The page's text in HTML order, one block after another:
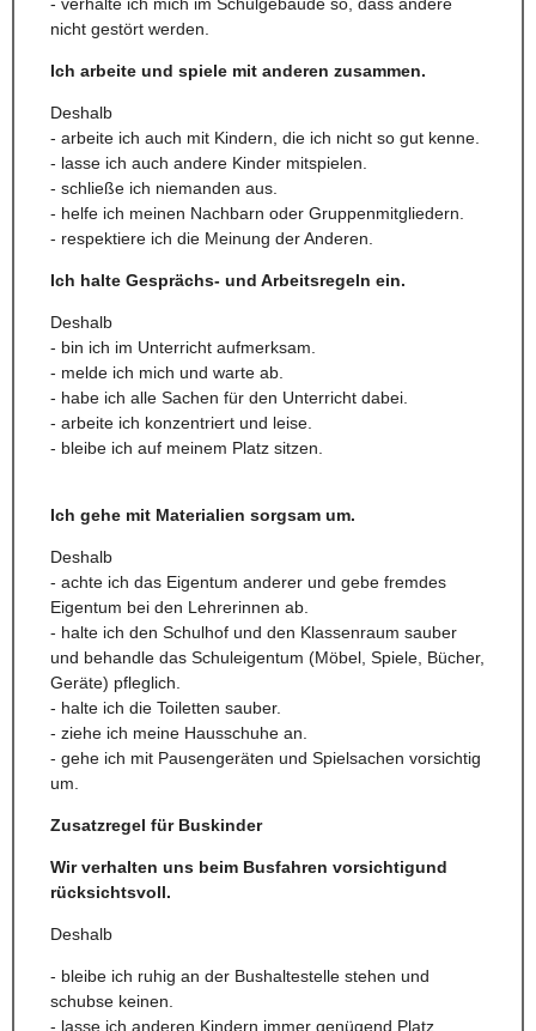
- verhalte ich mich im Schulgebäude so, dass andere
nicht gestört werden.
Ich arbeite und spiele mit anderen zusammen.
Deshalb
- arbeite ich auch mit Kindern, die ich nicht so gut kenne.
- lasse ich auch andere Kinder mitspielen.
- schließe ich niemanden aus.
- helfe ich meinen Nachbarn oder Gruppenmitgliedern.
- respektiere ich die Meinung der Anderen.
Ich halte Gesprächs- und Arbeitsregeln ein.
Deshalb
- bin ich im Unterricht aufmerksam.
- melde ich mich und warte ab.
- habe ich alle Sachen für den Unterricht dabei.
- arbeite ich konzentriert und leise.
- bleibe ich auf meinem Platz sitzen.
Ich gehe mit Materialien sorgsam um.
Deshalb
- achte ich das Eigentum anderer und gebe fremdes
Eigentum bei den Lehrerinnen ab.
- halte ich den Schulhof und den Klassenraum sauber
und behandle das Schuleigentum (Möbel, Spiele, Bücher,
Geräte) pfleglich.
- halte ich die Toiletten sauber.
- ziehe ich meine Hausschuhe an.
- gehe ich mit Pausengeräten und Spielsachen vorsichtig
um.
Zusatzregel für Buskinder
Wir verhalten uns beim Busfahren vorsichtigund
rücksichtsvoll.
Deshalb
- bleibe ich ruhig an der Bushaltestelle stehen und
schubse keinen.
- lasse ich anderen Kindern immer genügend Platz